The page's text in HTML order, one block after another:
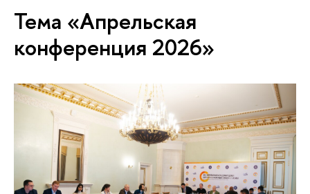
Тема «Апрельская
конференция 2026»